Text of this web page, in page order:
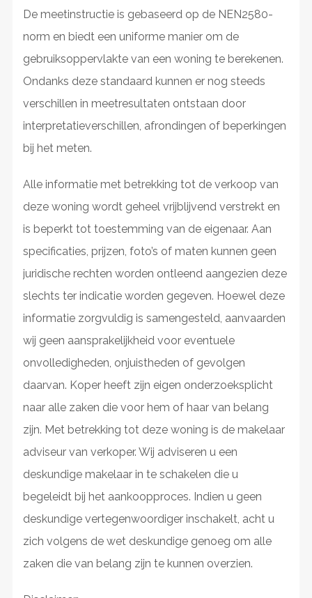
De meetinstructie is gebaseerd op de NEN2580-
norm en biedt een uniforme manier om de
gebruiksoppervlakte van een woning te berekenen.
Ondanks deze standaard kunnen er nog steeds
verschillen in meetresultaten ontstaan door
interpretatieverschillen, afrondingen of beperkingen
bij het meten.
Alle informatie met betrekking tot de verkoop van
deze woning wordt geheel vrijblijvend verstrekt en
is beperkt tot toestemming van de eigenaar. Aan
specificaties, prijzen, foto’s of maten kunnen geen
juridische rechten worden ontleend aangezien deze
slechts ter indicatie worden gegeven. Hoewel deze
informatie zorgvuldig is samengesteld, aanvaarden
wij geen aansprakelijkheid voor eventuele
onvolledigheden, onjuistheden of gevolgen
daarvan. Koper heeft zijn eigen onderzoeksplicht
naar alle zaken die voor hem of haar van belang
zijn. Met betrekking tot deze woning is de makelaar
adviseur van verkoper. Wij adviseren u een
deskundige makelaar in te schakelen die u
begeleidt bij het aankoopproces. Indien u geen
deskundige vertegenwoordiger inschakelt, acht u
zich volgens de wet deskundige genoeg om alle
zaken die van belang zijn te kunnen overzien.